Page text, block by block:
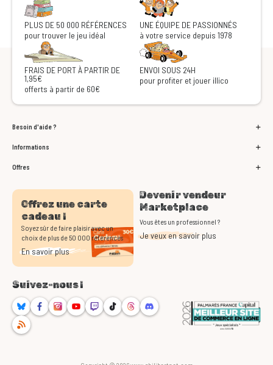
PLUS DE 50 000 RÉFÉRENCES
pour trouver le jeu idéal
UNE ÉQUIPE DE PASSIONNÉS
à votre service depuis 1978
FRAIS DE PORT À PARTIR DE
1,95€
offerts à partir de 60€
ENVOI SOUS 24H
pour profiter et jouer illico
Besoin d'aide ?
Informations
Offres
Offrez une carte
cadeau !
Soyez sûr de faire plaisir avec un
choix de plus de 50 000 références
En savoir plus
Devenir vendeur
Marketplace
Vous êtes un professionnel ?
Je veux en savoir plus
Suivez-nous !
BlueskyFacebookInstagram
YoutubeTwitchTikTokThreadsDiscord
RSS